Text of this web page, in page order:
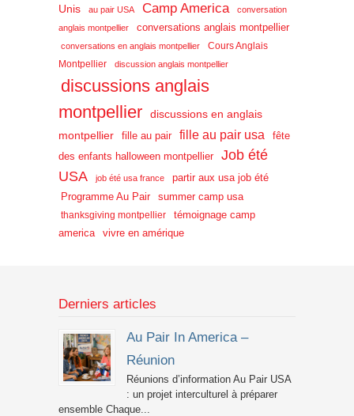
Unis
au pair USA Camp America
conversation
anglais montpellier
conversations anglais montpellier
conversations en anglais montpellier
Cours Anglais
Montpellier
discussion anglais montpellier
discussions anglais
montpellier
discussions en anglais
montpellier
fille au pair fille au pair usa
fête
des enfants halloween montpellier
Job été
USA
job été usa france
partir aux usa job été
Programme Au Pair
summer camp usa
thanksgiving montpellier
témoignage camp
america
vivre en amérique
Derniers articles
Au Pair In America –
Réunion
Réunions d’information Au Pair USA
: un projet interculturel à préparer
ensemble Chaque...